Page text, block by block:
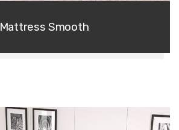
Mattress Smooth